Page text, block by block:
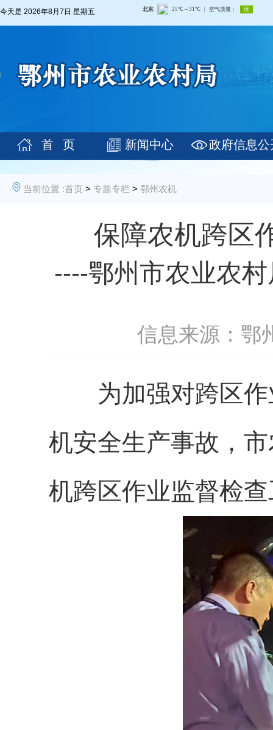
今天是 2026年8月7日 星期五
首 页 新闻中心 政府信息公
当前位置 :首页 > 专题专栏 > 鄂州农机
保障农机跨区
----鄂州市农业农
信息来源：鄂
为加强对跨区作
机安全生产事故，
机跨区作业监督检